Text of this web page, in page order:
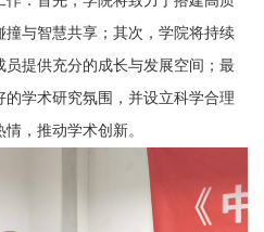
与智慧共享；其次，学院将持续
提供充分的成长与发展空间；最
学术研究氛围，并设立科学合理
，推动学术创新。